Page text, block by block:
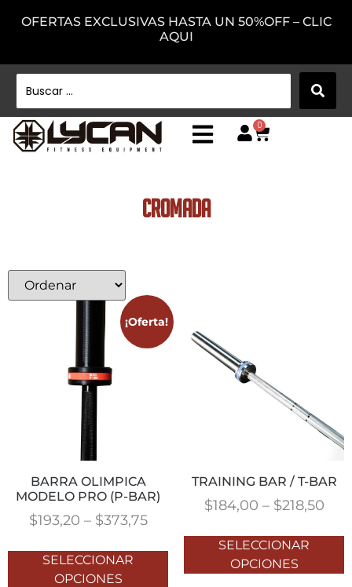
OFERTAS EXCLUSIVAS HASTA UN 50%OFF – CLIC
AQUI
0
Cromada
¡Oferta!
BARRA OLIMPICA
MODELO PRO (P-BAR)
$193,20 – $373,75
SELECCIONAR
OPCIONES
TRAINING BAR / T-BAR
$184,00 – $218,50
SELECCIONAR
OPCIONES